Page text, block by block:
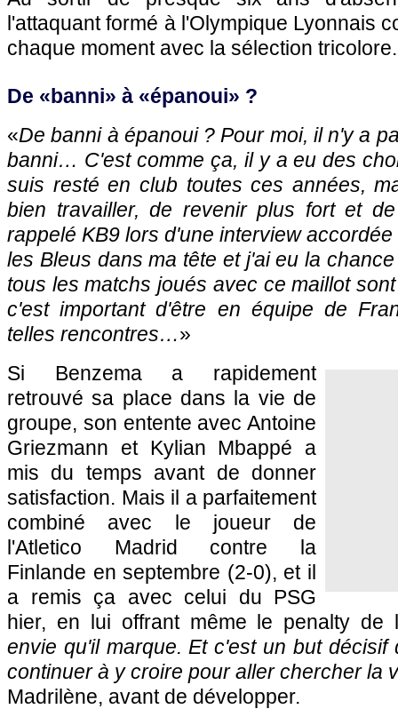
l'attaquant formé à l'Olympique Lyonnais
chaque moment avec la sélection tricolore.
De «banni» à «épanoui» ?
«De banni à épanoui ? Pour moi, il n'y a
banni… C'est comme ça, il y a eu des
suis resté en club toutes ces années,
bien travailler, de revenir plus fort et
rappelé KB9 lors d'une interview
les Bleus dans ma tête et j'ai eu la
tous les matchs joués avec ce maillot
c'est important d'être en équipe de
telles rencontres…»
Si Benzema a rapidement
retrouvé sa place dans la vie de
groupe, son entente avec Antoine
Griezmann et Kylian Mbappé a
mis du temps avant de donner
satisfaction. Mais il a parfaitement
combiné avec le joueur de
l'Atletico Madrid contre la
Finlande en septembre (2-0), et il
a remis ça avec celui du PSG
hier, en lui offrant même le penalty de
envie qu'il marque. Et c'est un but
continuer à y croire pour aller chercher la
Madrilène, avant de développer.